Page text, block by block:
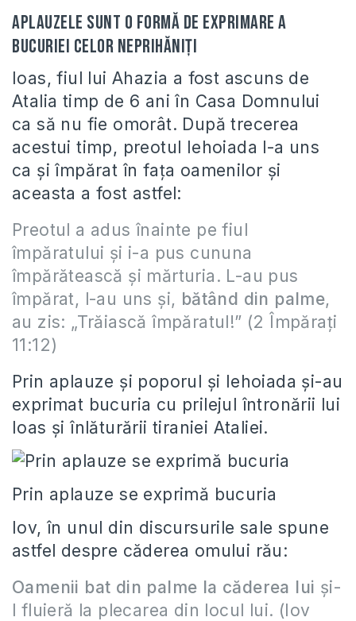
Aplauzele sunt o formă de exprimare a
bucuriei celor neprihăniţi
Ioas, fiul lui Ahazia a fost ascuns de
Atalia timp de 6 ani în Casa Domnului
ca să nu fie omorât. După trecerea
acestui timp, preotul Iehoiada l-a uns
ca şi împărat în faţa oamenilor şi
aceasta a fost astfel:
Preotul a adus înainte pe fiul
împăratului şi i-a pus cununa
împărătească şi mărturia. L-au pus
împărat, l-au uns şi, bătând din palme,
au zis: „Trăiască împăratul!” (2 Împăraţi
11:12)
Prin aplauze şi poporul şi Iehoiada şi-au
exprimat bucuria cu prilejul întronării lui
Ioas şi înlăturării tiraniei Ataliei.
Prin aplauze se exprimă bucuria
Iov, în unul din discursurile sale spune
astfel despre căderea omului rău:
Oamenii bat din palme la căderea lui şi-
l fluieră la plecarea din locul lui. (Iov